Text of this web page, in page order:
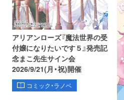
アリアンローズ『魔法世界の受
付嬢になりたいです５』発売記
念まこ先生サイン会
2026/9/21(月・祝)開催
コミック・ラノベ